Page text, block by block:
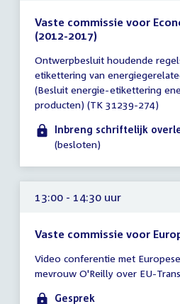
Vaste commissie voor
(2012-2017)
vergadering
tot
12:00
uur
Ontwerpbesluit houdende
etikettering van
(Besluit energie-etikettering
producten) (TK 31239-274)
Inbreng schriftelijk
(besloten)
13:00 - 14:30 uur
Vaste commissie voor
vergadering
13:00
Video conferentie met
mevrouw O'Reilly over EU-
Gesprek